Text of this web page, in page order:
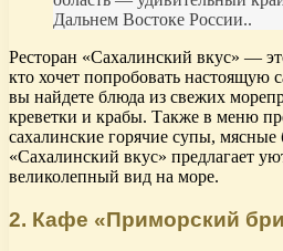
Дальнем Востоке России..
Ресторан «Сахалинский вкус» —
кто хочет попробовать настоящую
вы найдете блюда из свежих
креветки и крабы. Также в меню
сахалинские горячие супы, мясные
«Сахалинский вкус» предлагает
великолепный вид на море.
2. Кафе «Приморский